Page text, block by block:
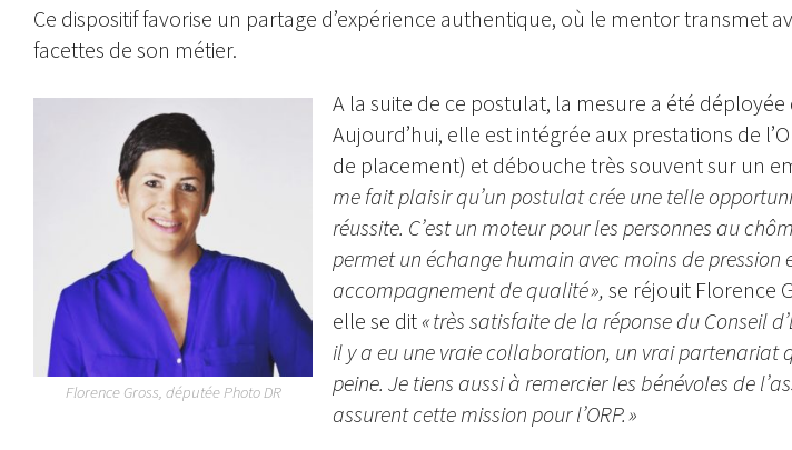
Ce dispositif favorise un partage d’expérience authentique, où le mentor transmet
facettes de son métier.
Florence Gross, députée Photo DR
A la suite de ce postulat, la mesure a été
Aujourd’hui, elle est intégrée aux prestations de
de placement) et débouche très souvent sur un
me fait plaisir qu’un postulat crée une telle
réussite. C’est un moteur pour les personnes au
permet un échange humain avec moins de pression
accompagnement de qualité », se réjouit Florence
elle se dit « très satisfaite de la réponse du Conseil
il y a eu une vraie collaboration, un vrai partenariat
peine. Je tiens aussi à remercier les bénévoles de
assurent cette mission pour l’ORP. »